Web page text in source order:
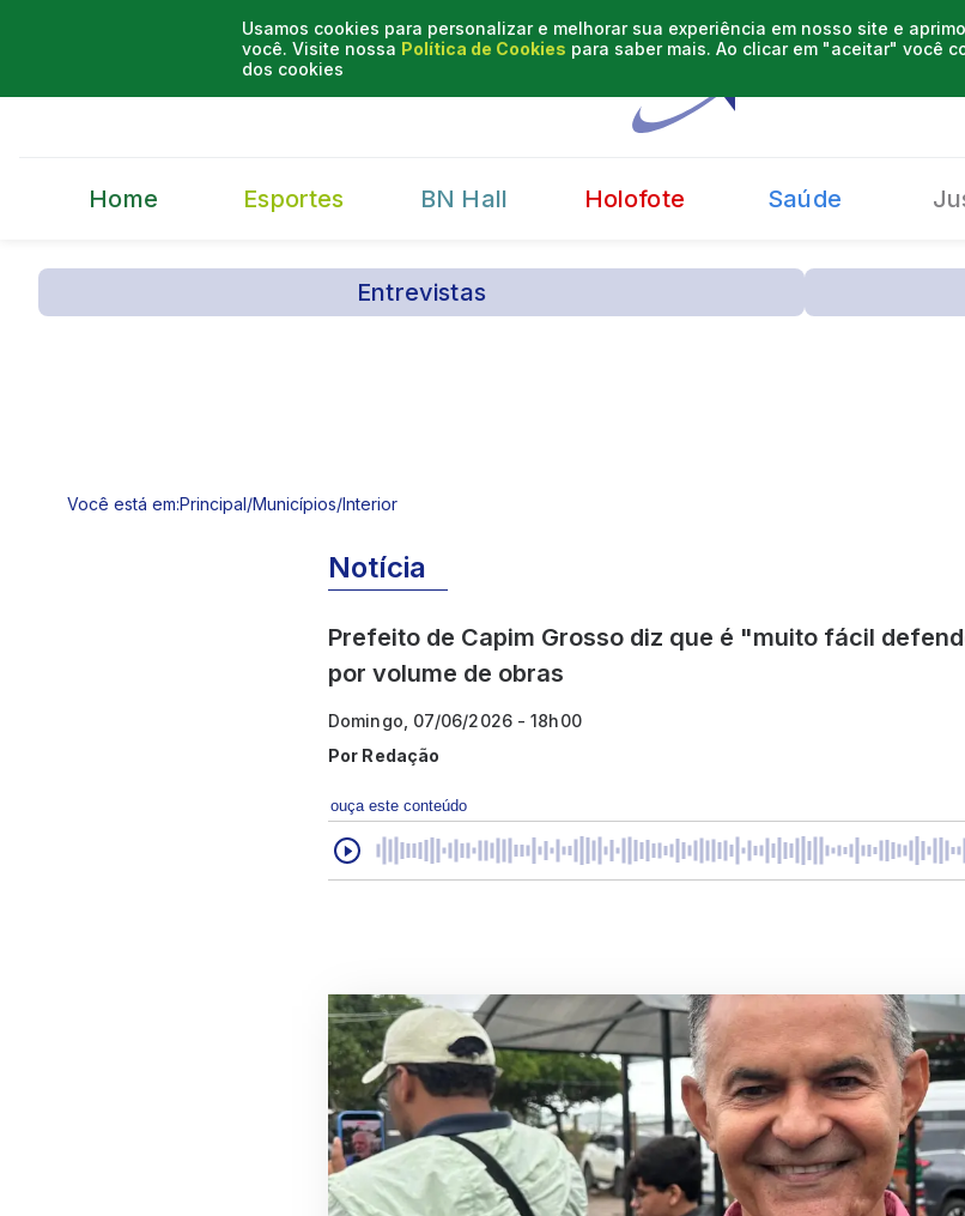
Usamos cookies para personalizar e melhorar sua experiência em nosso site e
você. Visite nossa Política de Cookies para saber mais. Ao clicar em "aceitar" você
dos cookies
Home Esportes BN Hall Holofote Saúde
Entrevistas
Você está em:Principal/Municípios/Interior
Notícia
Prefeito de Capim Grosso diz que é "muito fácil
por volume de obras
Domingo, 07/06/2026 - 18h00
Por Redação
ouça este conteúdo